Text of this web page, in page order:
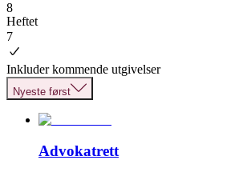
8
Heftet
7
Inkluder kommende utgivelser
Nyeste først
Advokatrett